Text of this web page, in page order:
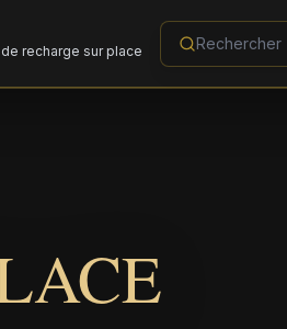
recharge sur place